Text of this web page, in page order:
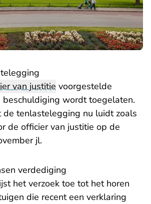
van justitie voorgestelde
wordt toegelaten.
tenlastelegging nu luidt zoals
de officier van justitie op de
jl.
verdediging
het verzoek toe tot het horen
die recent een verklaring